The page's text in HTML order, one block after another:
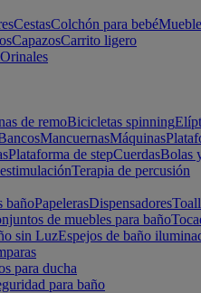
CestasColchón para bebé
CapazosCarrito ligero
Orinales
de remoBicicletas spinning
MancuernasMáquinas
Plataforma de stepCuerdasBolas
Terapia de percusión
bañoPapelerasDispensadores
de muebles para baño
sin LuzEspejos de baño
para ducha
para baño